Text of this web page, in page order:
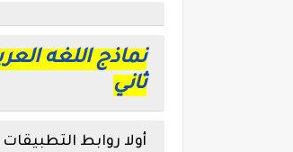
نماذج اللغه
ثاني
أولا روابط التطبيقات